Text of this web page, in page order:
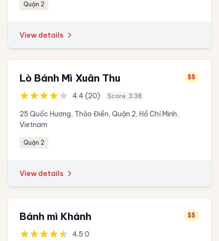
Quận 2
View details
Lò Bánh Mì Xuân Thu $$
4.4 (20) Score: 3.38
25 Quốc Hương, Thảo Điền, Quận 2, Hồ Chí Minh,
Vietnam
Quận 2
View details
Bánh mì Khánh $$
4.5 0